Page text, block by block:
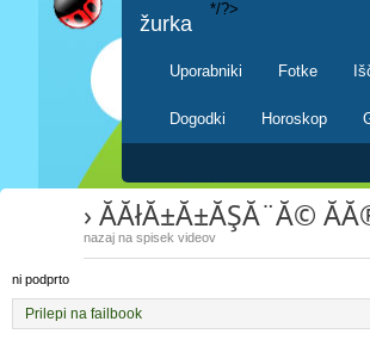
žurka
Uporabniki Fotke
Dogodki Horoskop
*/?>
› ĂĂłĂ±Ă±ĂŞĂ¨Ă©
nazaj na spisek videov
ni podprto
Prilepi na failbook